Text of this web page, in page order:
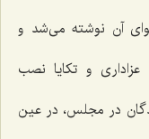
آن نوشته مى‌شد و
و تكایا نصب
در مجلس، در عین